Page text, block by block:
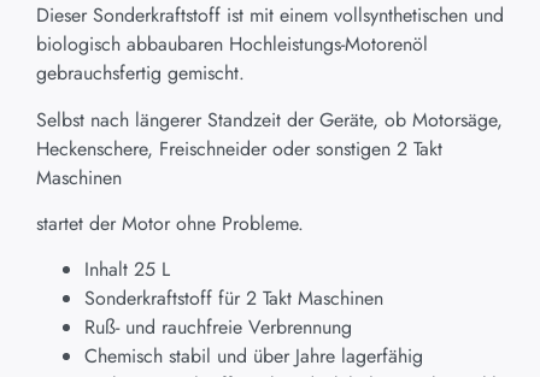
Dieser Sonderkraftstoff ist mit einem vollsynthetischen und
biologisch abbaubaren Hochleistungs-Motorenöl
gebrauchsfertig gemischt.
Selbst nach längerer Standzeit der Geräte, ob Motorsäge,
Heckenschere, Freischneider oder sonstigen 2 Takt
Maschinen
startet der Motor ohne Probleme.
Inhalt 25 L
Sonderkraftstoff für 2 Takt Maschinen
Ruß- und rauchfreie Verbrennung
Chemisch stabil und über Jahre lagerfähig